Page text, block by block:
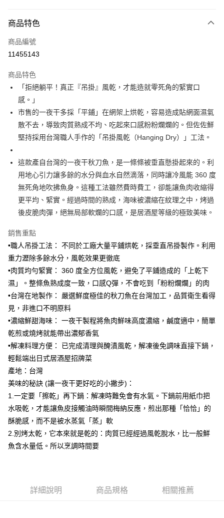
信用卡一次付款
信用卡分期付款
合作金庫商業銀行
華南商業銀行
彰化商業銀行
上海商業儲蓄銀行
國泰世華商業銀行
兆豐國際商業銀行
臺灣中小企業銀行
台中商業銀行
匯豐（台灣）商業銀行
華泰商業銀行
聯邦商業銀行
遠東國際商業銀行
玉山商業銀行
星展（台灣）商業銀行
台新國際商業銀行
中國信託商業銀行
台灣樂天信用卡公司
6 期 0 利率 每期
華南商業銀行
上海商業儲蓄銀行
台北富邦商業銀行
國泰世華商業銀行
兆豐國際商業銀行
臺灣中小企業銀行
台中商業銀行
聯邦商業銀行
遠東國際商業銀行
元大商業銀行
永豐商業銀行
玉山商業銀行
星展（台灣）商業銀行
台新國際商業銀行
中國信託商業銀行
台灣樂天信用卡公司
LINE Pay
Apple Pay
街口支付
悠遊付
Google Pay
ATM付款
貨到付款
運送方式
冷凍7-11取貨(快速到店，到貨後4天內需取貨)
每筆NT$150，滿NT$999(含以上)免運費
冷凍宅配-抗凍紙箱裝(可備註改保麗龍箱)
每筆NT$150，滿NT$999(含以上)免運費
冷凍貨到付款
每筆NT$180，滿NT$999(含以上)免運費
商品特色
商品編號
11455143
商品特色
「拒絕躺平！真正『吊掛』風乾，才能造就零死角的緊實口
感。」
市售的一夜干多採「平鋪」在網架上烘乾，容易造成貼網面濕氣
散不去，導致肉質熟成不均、吃起來口感粉粉爛爛的。但佐佐鮮
堅持採用台灣職人手作的「吊掛風乾（Hanging Dry）」工法。
這款產自台灣的一夜干秋刀魚，是一條條被垂直懸掛起來的。利
用地心引力讓多餘的水分與血水自然滴落，同時讓冷風能 360 度
無死角地吹拂魚身。這種工法雖然費時費工，卻能讓魚肉收縮得
更平均、緊實。經過時間的熟成，海味被濃縮在紋理之中，烤過
後皮脆肉彈，絕無局部軟爛的口感，是居酒屋等級的極致美味。
銷售重點
•職人吊掛工法： 不同於工廠大量平鋪烘乾，採垂直吊掛製作。利用
重力瀝除多餘水分，風乾效果更徹底
•肉質均勻緊實： 360 度全方位風乾，避免了平鋪造成的「上乾下
濕」。整條魚熟成度一致，口感Q彈，不會吃到「粉粉爛爛」的肉
•台灣在地製作： 嚴選鮮度極佳的秋刀魚在台灣加工，品質衛生看得
見，非進口不明原料
•濃縮鮮甜海味： 一夜干製程將魚肉鮮味高度濃縮，鹹度適中，簡單
乾煎或燒烤就能帶出濃郁香氣
•解凍料理方便： 已完成清理與醃漬風乾，解凍後免調味直接下鍋，
輕鬆端出日式居酒屋招牌菜
產地：台灣
美味的秘訣 (讓一夜干更好吃的小撇步)：
1.一定要「擦乾」再下鍋：解凍時難免會有水氣。下鍋前用紙巾把
水吸乾，才能讓魚皮接觸油時瞬間梅納反應，煎出那種「恰恰」的
酥脆感，而不是被水蒸氣「蒸」軟
2.別烤太乾，它本來就是乾的：肉質已經經過風乾脫水，比一般鮮
魚含水量低。所以烹調時間要
詳細說明 商品規格 相關推薦